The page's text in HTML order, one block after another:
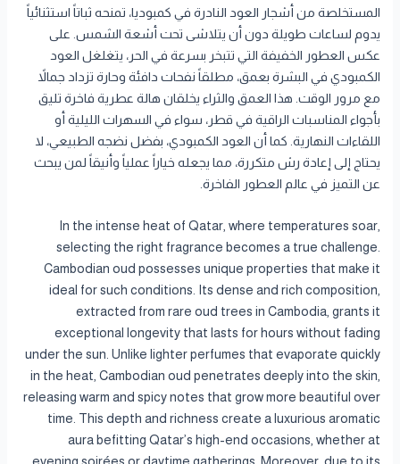
المستخلصة من أشجار العود النادرة في كمبوديا، تمنحه ثباتاً استثنائياً
يدوم لساعات طويلة دون أن يتلاشى تحت أشعة الشمس. على
عكس العطور الخفيفة التي تتبخر بسرعة في الحر، يتغلغل العود
الكمبودي في البشرة بعمق، مطلقاً نفحات دافئة وحارة تزداد جمالاً
مع مرور الوقت. هذا العمق والثراء يخلقان هالة عطرية فاخرة تليق
بأجواء المناسبات الراقية في قطر، سواء في السهرات الليلية أو
اللقاءات النهارية. كما أن العود الكمبودي، بفضل نضجه الطبيعي، لا
يحتاج إلى إعادة رش متكررة، مما يجعله خياراً عملياً وأنيقاً لمن يبحث
عن التميز في عالم العطور الفاخرة.
In the intense heat of Qatar, where temperatures soar,
selecting the right fragrance becomes a true challenge.
Cambodian oud possesses unique properties that make it
ideal for such conditions. Its dense and rich composition,
extracted from rare oud trees in Cambodia, grants it
exceptional longevity that lasts for hours without fading
under the sun. Unlike lighter perfumes that evaporate quickly
in the heat, Cambodian oud penetrates deeply into the skin,
releasing warm and spicy notes that grow more beautiful over
time. This depth and richness create a luxurious aromatic
aura befitting Qatar’s high-end occasions, whether at